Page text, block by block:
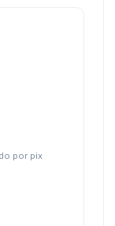
por pix